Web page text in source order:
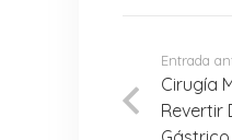
Entrada
Cirugía
Revertir